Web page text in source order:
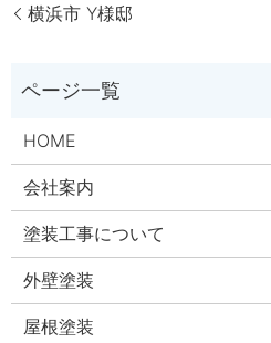
横浜市 Y様邸
HOME
会社案内
塗装工事について
外壁塗装
屋根塗装